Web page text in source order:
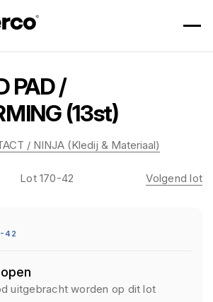
PAD /
(13st)
/ NINJA (Kledij & Materiaal)
Lot 170-42 Volgend lot
42
uitgebracht worden op dit lot